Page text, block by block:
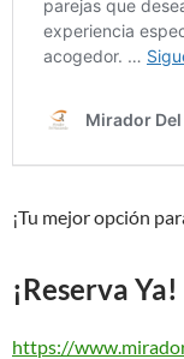
¡Tu mejor opción
¡Reserva Ya!
https://